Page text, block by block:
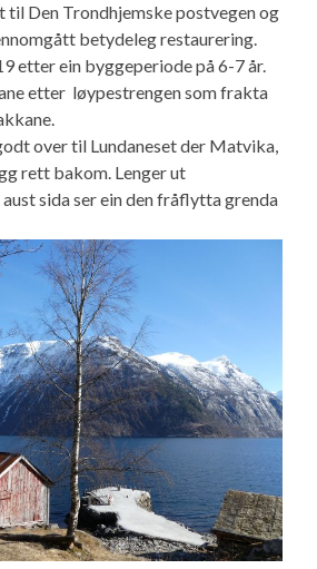
Den Trondhjemske postvegen og
betydeleg restaurering.
etter ein byggeperiode på 6-7 år.
etter løypestrengen som frakta
over til Lundaneset der Matvika,
rett bakom. Lenger ut
sida ser ein den fråflytta grenda